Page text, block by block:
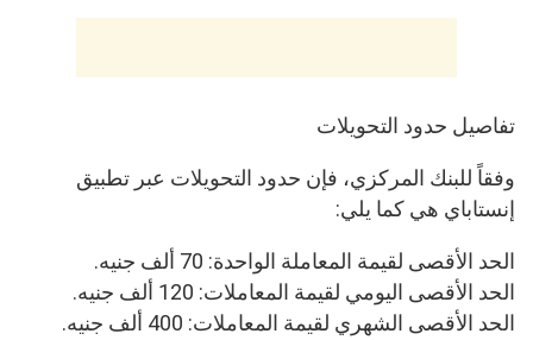
تفاصيل حدود التحويلات
وفقاً للبنك المركزي، فإن حدود التحويلات عبر تطبيق
إنستاباي هي كما يلي:
الحد الأقصى لقيمة المعاملة الواحدة: 70 ألف جنيه.
الحد الأقصى اليومي لقيمة المعاملات: 120 ألف جنيه.
الحد الأقصى الشهري لقيمة المعاملات: 400 ألف جنيه.